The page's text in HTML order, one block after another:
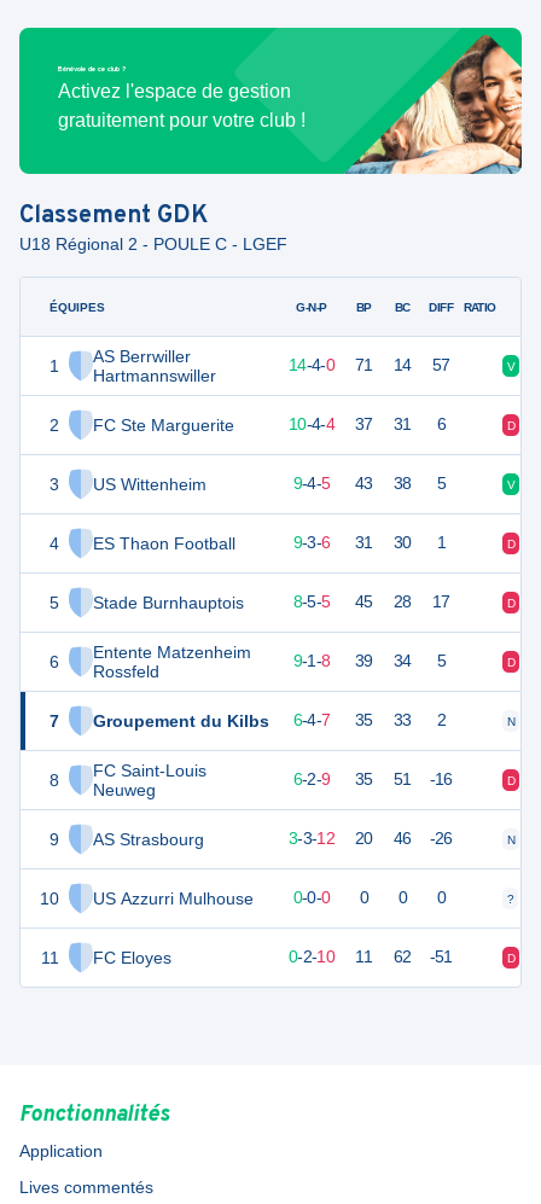
Bénévole de ce club ?
Activez l'espace de gestion
gratuitement pour votre club !
Classement GDK
U18 Régional 2 - POULE C - LGEF
ÉQUIPES
1
AS Berrwiller
Hartmannswiller
2 FC Ste Marguerite
3 US Wittenheim
4 ES Thaon Football
5 Stade Burnhauptois
6
Entente Matzenheim
Rossfeld
7 Groupement du Kilbs
8
FC Saint-Louis
Neuweg
9 AS Strasbourg
10 US Azzurri Mulhouse
11 FC Eloyes
G-N-P BP BC DIFF RATIO
14-4-0 71 14 57 V
34 10-4-4 37 31 6 D
9-4-5 43 38 5 V
30 9-3-6 31 30 1 D
29 8-5-5 45 28 17 D
28 9-1-8 39 34 5 D
21 18 6-4-7 35 33 2 N
6-2-9 35 51 -16 D
3-3-12 20 46 -26 N
0 0-0-0 0 0 0 ?
0-2-10 11 62 -51 D
Fonctionnalités
Application
Lives commentés